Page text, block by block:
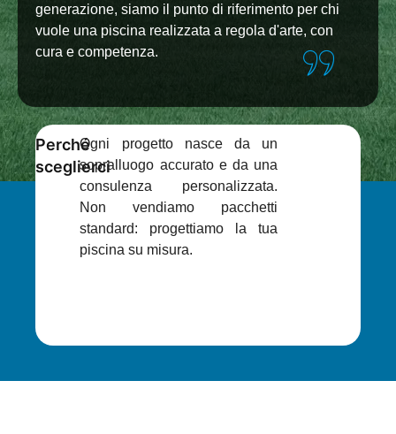
generazione, siamo il punto di riferimento per chi
vuole una piscina realizzata a regola d'arte, con
cura e competenza.
Perché
sceglierci
Ogni progetto nasce da un
sopralluogo accurato e da una
consulenza personalizzata.
Non vendiamo pacchetti
standard: progettiamo la tua
piscina su misura.